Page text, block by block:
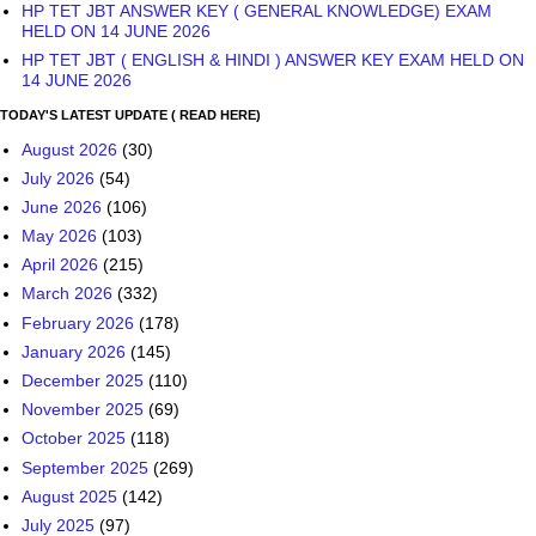
HP TET JBT ANSWER KEY ( GENERAL KNOWLEDGE) EXAM
HELD ON 14 JUNE 2026
HP TET JBT ( ENGLISH & HINDI ) ANSWER KEY EXAM HELD ON
14 JUNE 2026
TODAY'S LATEST UPDATE ( READ HERE)
August 2026 (30)
July 2026 (54)
June 2026 (106)
May 2026 (103)
April 2026 (215)
March 2026 (332)
February 2026 (178)
January 2026 (145)
December 2025 (110)
November 2025 (69)
October 2025 (118)
September 2025 (269)
August 2025 (142)
July 2025 (97)